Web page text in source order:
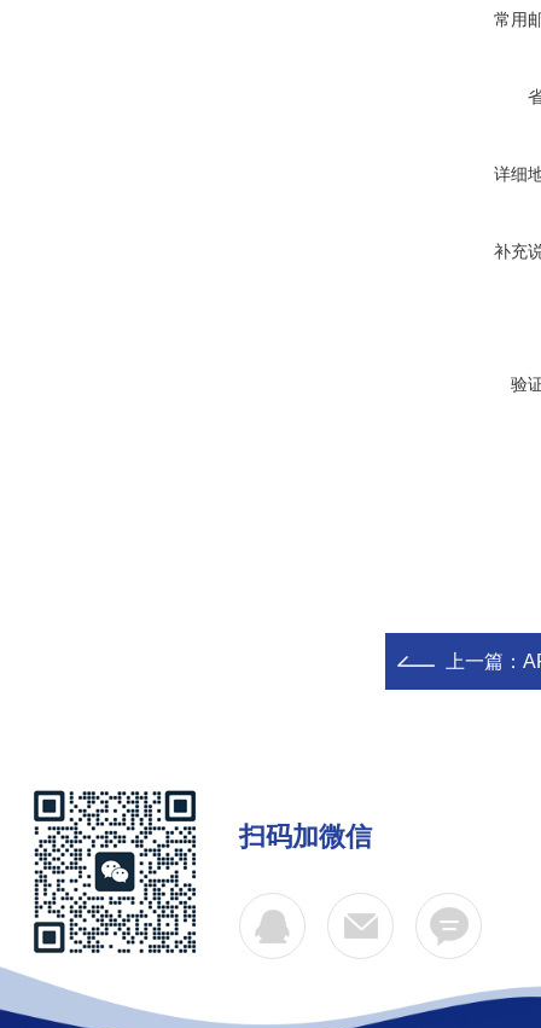
常用
详细
补充
验
上一篇：
扫码加微信